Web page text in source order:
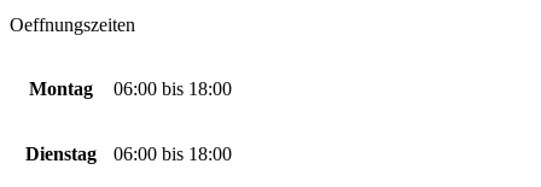
Oeffnungszeiten
Montag 06:00 bis 18:00
Dienstag 06:00 bis 18:00